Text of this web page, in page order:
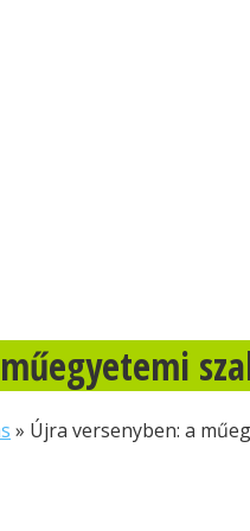
» Újra versenyben: a